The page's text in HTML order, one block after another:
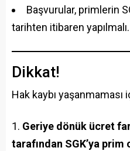
Başvurular, primlerin
tarihten itibaren yapılmalı.
Dikkat!
Hak kaybı
Geriye dönük ücret
tarafından SGK’ya